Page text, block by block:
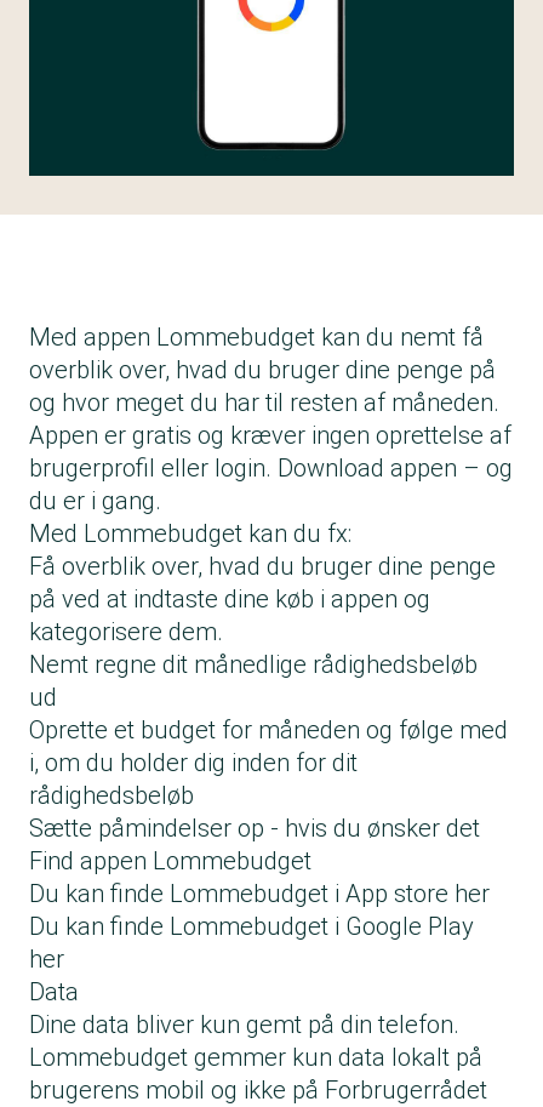
Med appen Lommebudget kan du nemt få
overblik over, hvad du bruger dine penge på
og hvor meget du har til resten af måneden.
Appen er gratis og kræver ingen oprettelse af
brugerprofil eller login. Download appen – og
du er i gang.
Med Lommebudget kan du fx:
Få overblik over, hvad du bruger dine penge
på ved at indtaste dine køb i appen og
kategorisere dem.
Nemt regne dit månedlige rådighedsbeløb
ud
Oprette et budget for måneden og følge med
i, om du holder dig inden for dit
rådighedsbeløb
Sætte påmindelser op - hvis du ønsker det
Find appen Lommebudget
Du kan finde Lommebudget i App store her
Du kan finde Lommebudget i Google Play
her
Data
Dine data bliver kun gemt på din telefon.
Lommebudget gemmer kun data lokalt på
brugerens mobil og ikke på Forbrugerrådet